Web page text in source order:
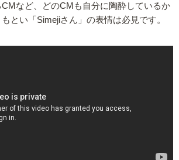
など、どのCMも自分に陶酔しているか
とい「Simejiさん」の表情は必見です。